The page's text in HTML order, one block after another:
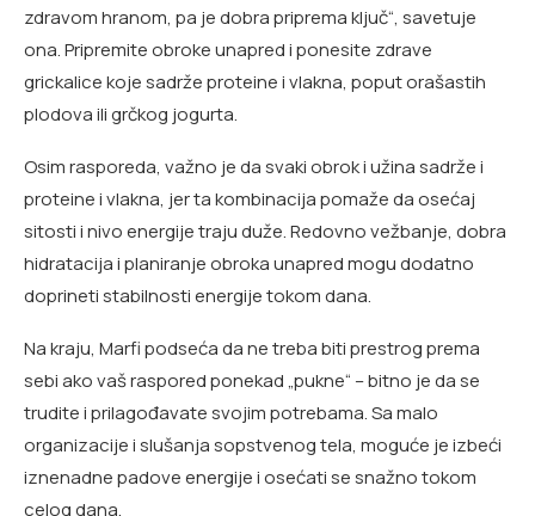
zdravom hranom, pa je dobra priprema ključ“, savetuje
ona. Pripremite obroke unapred i ponesite zdrave
grickalice koje sadrže proteine i vlakna, poput orašastih
plodova ili grčkog jogurta.
Osim rasporeda, važno je da svaki obrok i užina sadrže i
proteine i vlakna, jer ta kombinacija pomaže da osećaj
sitosti i nivo energije traju duže. Redovno vežbanje, dobra
hidratacija i planiranje obroka unapred mogu dodatno
doprineti stabilnosti energije tokom dana.
Na kraju, Marfi podseća da ne treba biti prestrog prema
sebi ako vaš raspored ponekad „pukne“ – bitno je da se
trudite i prilagođavate svojim potrebama. Sa malo
organizacije i slušanja sopstvenog tela, moguće je izbeći
iznenadne padove energije i osećati se snažno tokom
celog dana.